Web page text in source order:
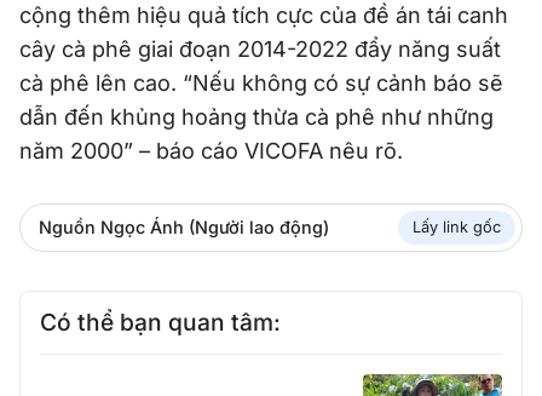
cộng thêm hiệu quả tích cực của đề án tái canh
cây cà phê giai đoạn 2014-2022 đẩy năng suất
cà phê lên cao. “Nếu không có sự cảnh báo sẽ
dẫn đến khủng hoảng thừa cà phê như những
năm 2000” – báo cáo VICOFA nêu rõ.
Nguồn Ngọc Ánh (Người lao động) Lấy link gốc
Có thể bạn quan tâm: